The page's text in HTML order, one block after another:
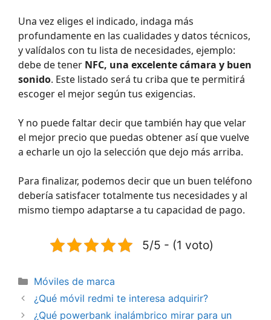
Una vez eliges el indicado, indaga más
profundamente en las cualidades y datos técnicos,
y valídalos con tu lista de necesidades, ejemplo:
debe de tener NFC, una excelente cámara y buen
sonido. Este listado será tu criba que te permitirá
escoger el mejor según tus exigencias.
Y no puede faltar decir que también hay que velar
el mejor precio que puedas obtener así que vuelve
a echarle un ojo la selección que dejo más arriba.
Para finalizar, podemos decir que un buen teléfono
debería satisfacer totalmente tus necesidades y al
mismo tiempo adaptarse a tu capacidad de pago.
5/5 - (1 voto)
Categorías
Móviles de marca
¿Qué móvil redmi te interesa adquirir?
¿Qué powerbank inalámbrico mirar para un